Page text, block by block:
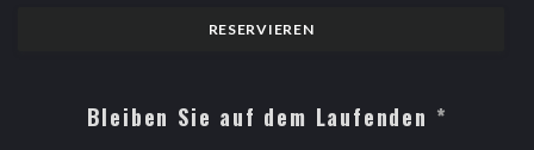
RESERVIEREN
Bleiben Sie auf dem Laufenden *